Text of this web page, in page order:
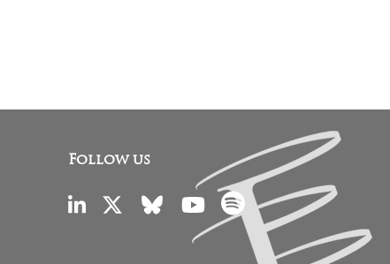
Follow us